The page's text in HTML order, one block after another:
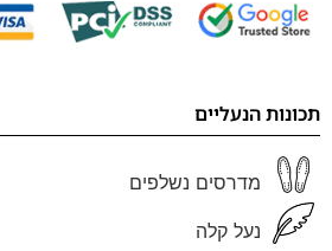
תכונות הנעליים
מדרסים נשלפים
נעל קלה